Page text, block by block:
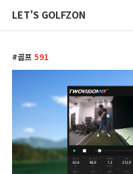
LET'S GOLFZON
골프 591